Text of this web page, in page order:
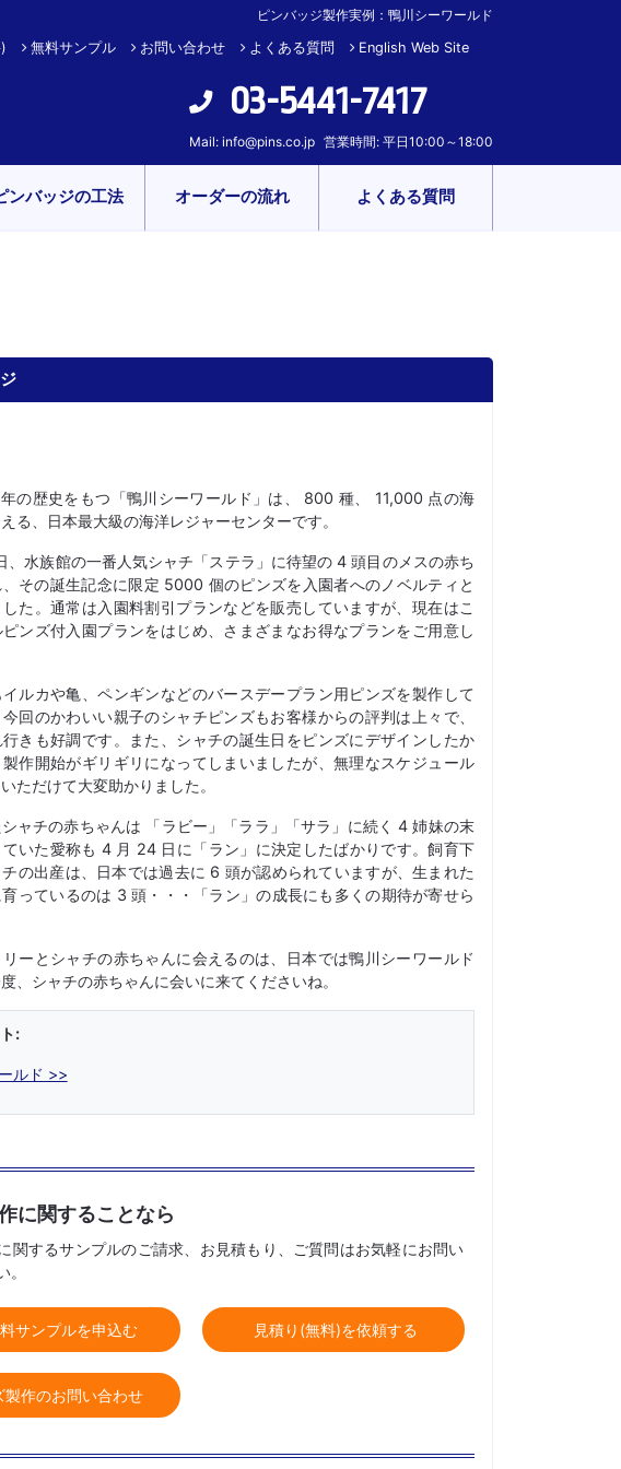
ピンバッジ製作実例：鴨川シーワールド
無料サンプル お問い合わせ よくある質問 English Web Site
03-5441-7417
Mail: info@pins.co.jp 営業時間: 平日10:00～18:00
ンバッジの工法 オーダーの流れ よくある質問
の歴史をもつ「鴨川シーワールド」は、 800 種、 11,000 点の海
る、日本最大級の海洋レジャーセンターです。
、水族館の一番人気シャチ「ステラ」に待望の 4 頭目のメスの赤ち
、その誕生記念に限定 5000 個のピンズを入園者へのノベルティと
した。通常は入園料割引プランなどを販売していますが、現在はこ
ンズ付入園プランをはじめ、さまざまなお得なプランをご用意し
イルカや亀、ペンギンなどのバースデープラン用ピンズを製作して
回のかわいい親子のシャチピンズもお客様からの評判は上々で、
きも好調です。また、シャチの誕生日をピンズにデザインしたか
製作開始がギリギリになってしまいましたが、無理なスケジュール
ただけて大変助かりました。
ャチの赤ちゃんは 「ラビー」「ララ」「サラ」に続く 4 姉妹の末
ていた愛称も 4 月 24 日に「ラン」に決定したばかりです。飼育下
の出産は、日本では過去に 6 頭が認められていますが、生まれた
っているのは 3 頭・・・「ラン」の成長にも多くの期待が寄せら
ーとシャチの赤ちゃんに会えるのは、日本では鴨川シーワールド
、シャチの赤ちゃんに会いに来てくださいね。
:
ルド >>
に関することなら
関するサンプルのご請求、お見積もり、ご質問はお気軽にお問い
。
サンプルを申込む 見積り(無料)を依頼する
製作のお問い合わせ